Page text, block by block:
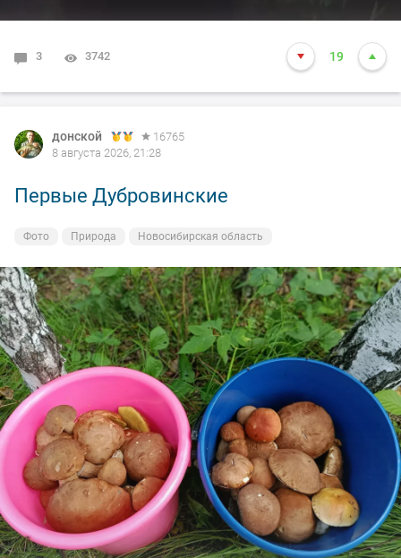
3 3742 19
донской
16765
8 августа 2026, 21:28
Первые Дубровинские
Фото Природа Новосибирская область